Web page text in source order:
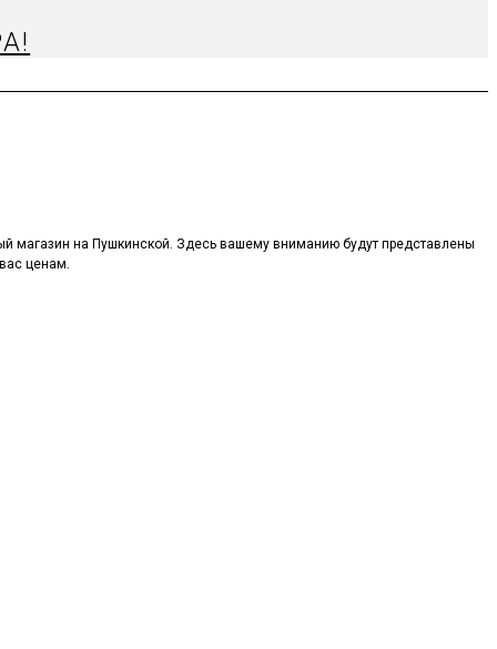
магазин на Пушкинской. Здесь вашему вниманию будут представлены
ценам.